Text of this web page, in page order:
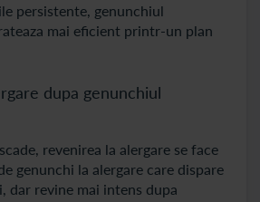
persistente, genunchiul
mai eficient printr-un plan
dupa genunchiul
revenirea la alergare se face
genunchi la alergare care dispare
dar revine mai intens dupa